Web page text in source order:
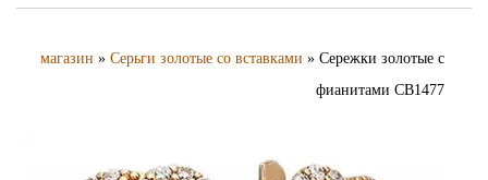
магазин » Серьги золотые со вставками » Сережки золотые с
фианитами СВ1477